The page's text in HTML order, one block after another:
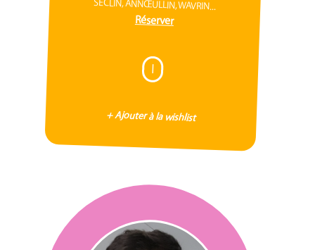
Réserver
I
+ Ajouter à la wishlist